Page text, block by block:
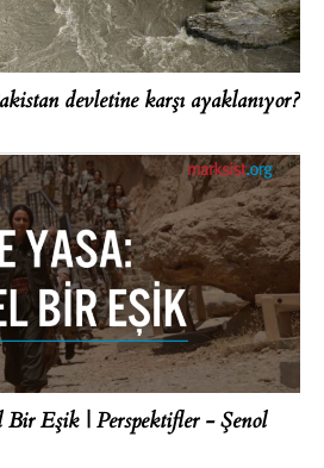
devletine karşı ayaklanıyor?
Bir Eşik | Perspektifler - Şenol